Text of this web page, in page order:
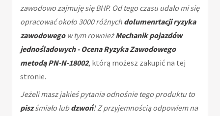
zawodowo zajmuję się BHP. Od tego czasu udało mi się
opracować około 3000 różnych dolumenrtacji ryzyka
zawodowegow tym rownieżMechanik pojazdów
jednośladowych - Ocena Ryzyka Zawodowego
metodą PN-N-18002, którą możesz zakupić na tej
stronie.
Jeżeli masz jakieś pytania odnośnie tego produktu to
piszśmiało lubdzwoń! Z przyjemnością odpowiem na